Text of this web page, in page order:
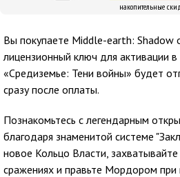
накопительные
Вы покупаете Middle-earth:
лицензионный ключ для активации
«Средиземье: Тени войны» будет
сразу после оплаты.
Познакомьтесь с легендарным
благодаря знаменитой системе
новое Кольцо Власти,
сражениях и правьте Мордором